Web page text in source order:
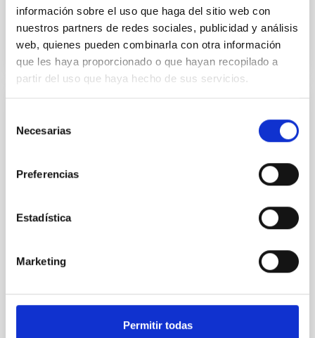
información sobre el uso que haga del sitio web con
nuestros partners de redes sociales, publicidad y análisis
web, quienes pueden combinarla con otra información
que les haya proporcionado o que hayan recopilado a
partir del uso que haya hecho de sus servicios.
Necesarias
Preferencias
Estadística
Marketing
Permitir todas
Anteriores
VÍDEO DE LA CHARLA
in local Star-Forming Galaxies: aperture
Nebular emission lines are a powerful diagnostic tool
proximity, SGFs are ideal for studying the physical
SurveY (CLASSY) is a treasury survey that
Dr. Karla Z. Arellano-Cordova